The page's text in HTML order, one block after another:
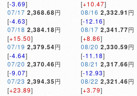
[-3.69]
07/17 2,368.68円
[-4.63]
07/18 2,384.18円
[+15.50]
07/19 2,379.54円
[-4.64]
07/20 2,370.46円
[-9.07]
07/23 2,394.35円
[+23.89]
[+10.47]
08/16 2,332.91 円
[-12.16]
08/17 2,341.77円
[+8.86]
08/20 2,330.59円
[-11.18]
08/21 2,317.66円
[-12.93]
08/22 2,321.46円
[+3.79]